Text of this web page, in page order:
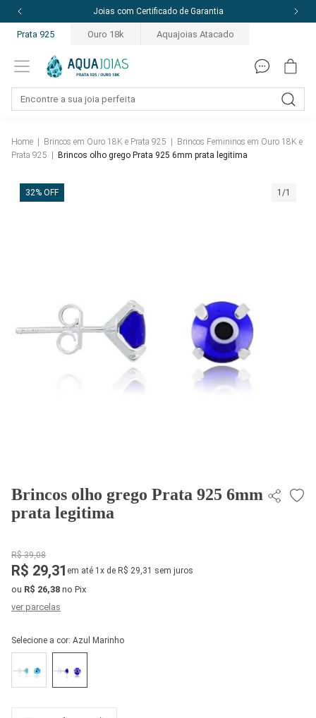
Joias com Certificado de Garantia
Prata 925 Ouro 18k Aquajoias Atacado
Home Brincos em Ouro 18K e Prata 925
Brincos Femininos em Ouro 18K e
Prata 925
Brincos olho grego Prata 925 6mm prata legitima
32% OFF 1/1
Brincos olho grego Prata 925 6mm
prata legitima
R$ 39,08
R$ 29,31 em até 1x de R$ 29,31 sem juros
ou R$ 26,38 no Pix
ver parcelas
Selecione a cor: Azul Marinho
Quantidade